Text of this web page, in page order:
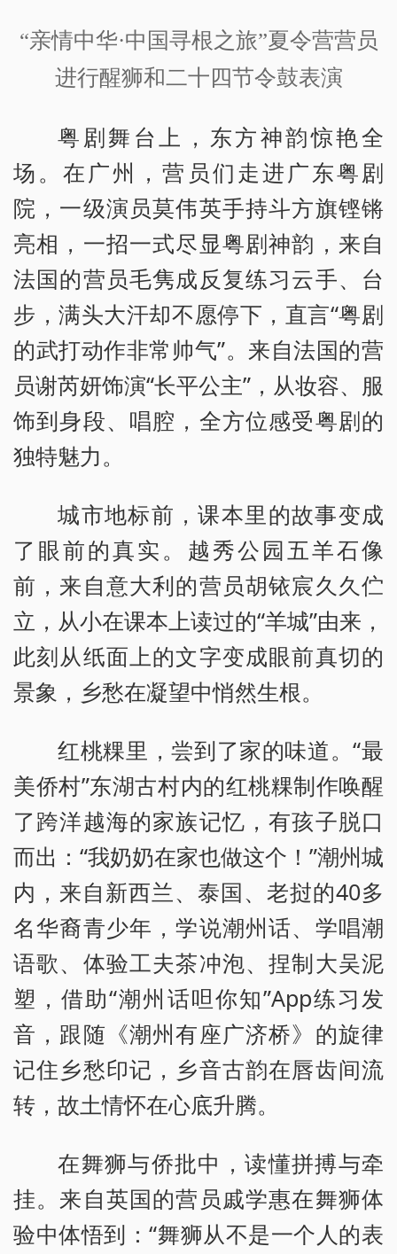
“亲情中华·中国寻根之旅”夏令营营员
进行醒狮和二十四节令鼓表演
粤剧舞台上，东方神韵惊艳全
场。在广州，营员们走进广东粤剧
院，一级演员莫伟英手持斗方旗铿锵
亮相，一招一式尽显粤剧神韵，来自
法国的营员毛隽成反复练习云手、台
步，满头大汗却不愿停下，直言“粤剧
的武打动作非常帅气”。来自法国的营
员谢芮妍饰演“长平公主”，从妆容、服
饰到身段、唱腔，全方位感受粤剧的
独特魅力。
城市地标前，课本里的故事变成
了眼前的真实。越秀公园五羊石像
前，来自意大利的营员胡铱宸久久伫
立，从小在课本上读过的“羊城”由来，
此刻从纸面上的文字变成眼前真切的
景象，乡愁在凝望中悄然生根。
红桃粿里，尝到了家的味道。“最
美侨村”东湖古村内的红桃粿制作唤醒
了跨洋越海的家族记忆，有孩子脱口
而出：“我奶奶在家也做这个！”潮州城
内，来自新西兰、泰国、老挝的40多
名华裔青少年，学说潮州话、学唱潮
语歌、体验工夫茶冲泡、捏制大吴泥
塑，借助“潮州话呾你知”App练习发
音，跟随《潮州有座广济桥》的旋律
记住乡愁印记，乡音古韵在唇齿间流
转，故土情怀在心底升腾。
在舞狮与侨批中，读懂拼搏与牵
挂。来自英国的营员戚学惠在舞狮体
验中体悟到：“舞狮从不是一个人的表